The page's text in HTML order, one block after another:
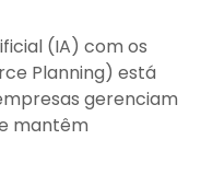
(IA) com os
Planning) está
gerenciam
mantêm